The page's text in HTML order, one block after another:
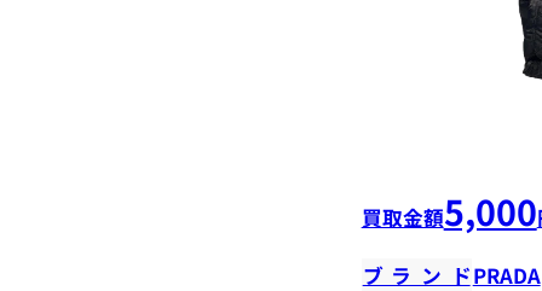
買取金額5,000
ブランドPRADA